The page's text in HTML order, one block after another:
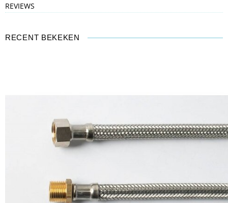
REVIEWS
RECENT BEKEKEN